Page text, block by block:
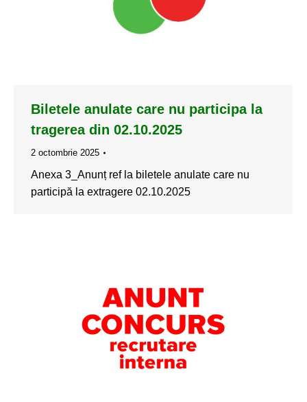
Biletele anulate care nu participa la
tragerea din 02.10.2025
2 octombrie 2025
Anexa 3_Anunț ref la biletele anulate care nu
participă la extragere 02.10.2025